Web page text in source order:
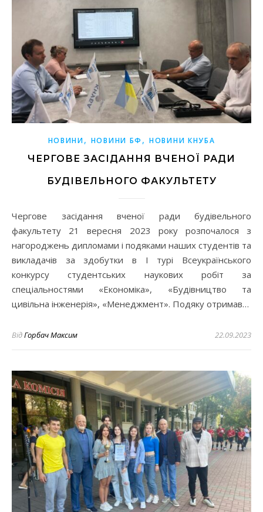
НОВИНИ, НОВИНИ БФ ,НОВИНИ КНУБА
ЧЕРГОВЕ ЗАСІДАННЯ ВЧЕНОЇ РАДИ
БУДІВЕЛЬНОГО ФАКУЛЬТЕТУ
Чергове засідання вченої ради будівельного
факультету 21 вересня 2023 року розпочалося з
нагороджень дипломами і подяками наших студентів та
викладачів за здобутки в І турі Всеукраїнського
конкурсу студентських наукових робіт за
спеціальностями «Економіка», «Будівництво та
цивільна інженерія», «Менеджмент». Подяку отримав…
ВідГорбач Максим 22.09.2023